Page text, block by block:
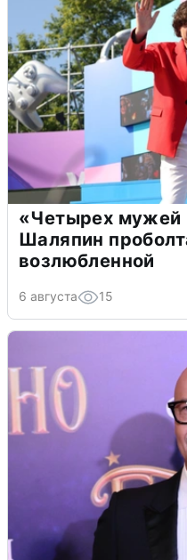
«Четырех мужей
Шаляпин
возлюбленной
6 августа 15